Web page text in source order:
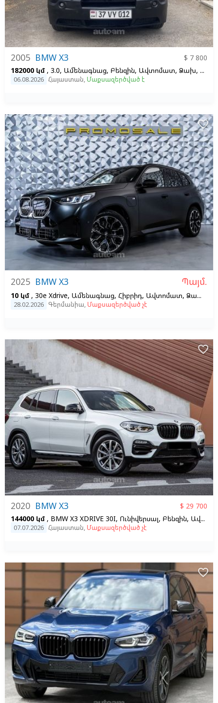
2005 BMW X3
$ 7 800
182000 կմ , 3.0, Ամենագնաց, Բենզին, Ավտոմատ, Ձախ, Սև
06.08.2026 Հայաստան, Մաքսազերծված է
2025 BMW X3 Պայմ.
10 կմ , 30e Xdrive, Ամենագնաց, Հիբրիդ, Ավտոմատ, Ձախ,
28.02.2026 Գերմանիա, Մաքսազերծված չէ
favorite_border
2020 BMW X3
$ 29 700
144000 կմ , BMW X3 XDRIVE 30I, Ունիվերսալ, Բենզին, Ավտոմատ, Ձախ,
07.07.2026 Հայաստան, Մաքսազերծված չէ
favorite_border
favorite_border